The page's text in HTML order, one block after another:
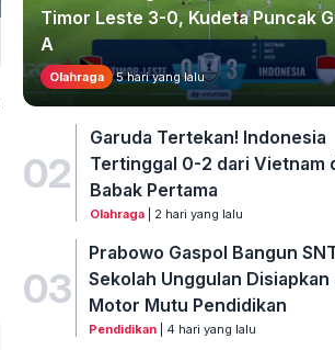
Timor Leste 3-0, Kudeta Puncak
A
Olahraga 5 hari yang lalu
02
Garuda Tertekan! Indonesia
Tertinggal 0-2 dari Vietnam
Babak Pertama
Olahraga| 2 hari yang lalu
03
Prabowo Gaspol Bangun
Sekolah Unggulan Disiapkan
Motor Mutu Pendidikan
Pendidikan | 4 hari yang lalu